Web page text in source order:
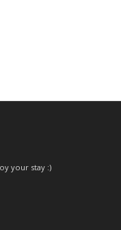
your stay :)